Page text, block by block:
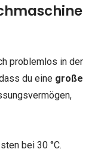
problemlos in der
du eine große
bei 30 °C.